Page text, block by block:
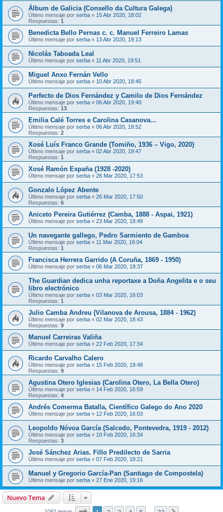
Álbum de Galicia (Consello da Cultura Galega)
Último mensaje por serba « 15 Abr 2020, 18:02
Respuestas: 1
Benedicta Bello Pernas c. c. Manuel Ferreiro Lamas
Último mensaje por serba « 13 Abr 2020, 19:13
Nicolás Taboada Leal
Último mensaje por serba « 11 Abr 2020, 19:51
Miguel Anxo Fernán Vello
Último mensaje por serba « 10 Abr 2020, 18:45
Perfecto de Dios Fernández y Camilo de Dios Fernández
Último mensaje por serba « 06 Abr 2020, 19:40
Respuestas: 13
Emilia Calé Torres e Carolina Casanova...
Último mensaje por serba « 06 Abr 2020, 18:52
Respuestas: 2
Xosé Luís Franco Grande (Tomiño, 1936 – Vigo, 2020)
Último mensaje por serba « 02 Abr 2020, 19:47
Respuestas: 1
Xosé Ramón España (1928 -2020)
Último mensaje por serba « 26 Mar 2020, 17:53
Gonzalo López Abente
Último mensaje por serba « 26 Mar 2020, 17:50
Respuestas: 6
Aniceto Pereira Gutiérrez (Camba, 1888 - Aspai, 1921)
Último mensaje por serba « 23 Mar 2020, 18:49
Un navegante gallego, Pedro Sarmiento de Gamboa
Último mensaje por serba « 11 Mar 2020, 16:04
Respuestas: 1
Francisca Herrera Garrido (A Coruña, 1869 - 1950)
Último mensaje por serba « 06 Mar 2020, 19:37
The Guardian dedica unha reportaxe a Doña Angelita e o seu
libro electrónico
Último mensaje por serba « 03 Mar 2020, 16:03
Respuestas: 1
Julio Camba Andreu (Vilanova de Arousa, 1884 - 1962)
Último mensaje por serba « 02 Mar 2020, 18:43
Respuestas: 9
Manuel Carreiras Valiña
Último mensaje por serba « 22 Feb 2020, 17:34
Ricardo Carvalho Calero
Último mensaje por serba « 15 Feb 2020, 19:48
Respuestas: 9
Agustina Otero Iglesias (Carolina Otero, La Bella Otero)
Último mensaje por serba « 14 Feb 2020, 16:59
Respuestas: 4
Andrés Comerma Batalla, Científico Galego do Ano 2020
Último mensaje por serba « 12 Feb 2020, 16:03
Leopoldo Nóvoa García (Salcedo, Pontevedra, 1919 - 2012)
Último mensaje por serba « 10 Feb 2020, 16:34
Respuestas: 3
José Sánchez Arias. Fillo Predilecto de Sarria
Último mensaje por serba « 07 Feb 2020, 18:21
Manuel y Gregorio García-Pan (Santiago de Compostela)
Último mensaje por serba « 27 Ene 2020, 19:16
Nuevo Tema